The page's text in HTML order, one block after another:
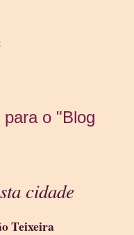
o "Blog
cidade
Teixeira